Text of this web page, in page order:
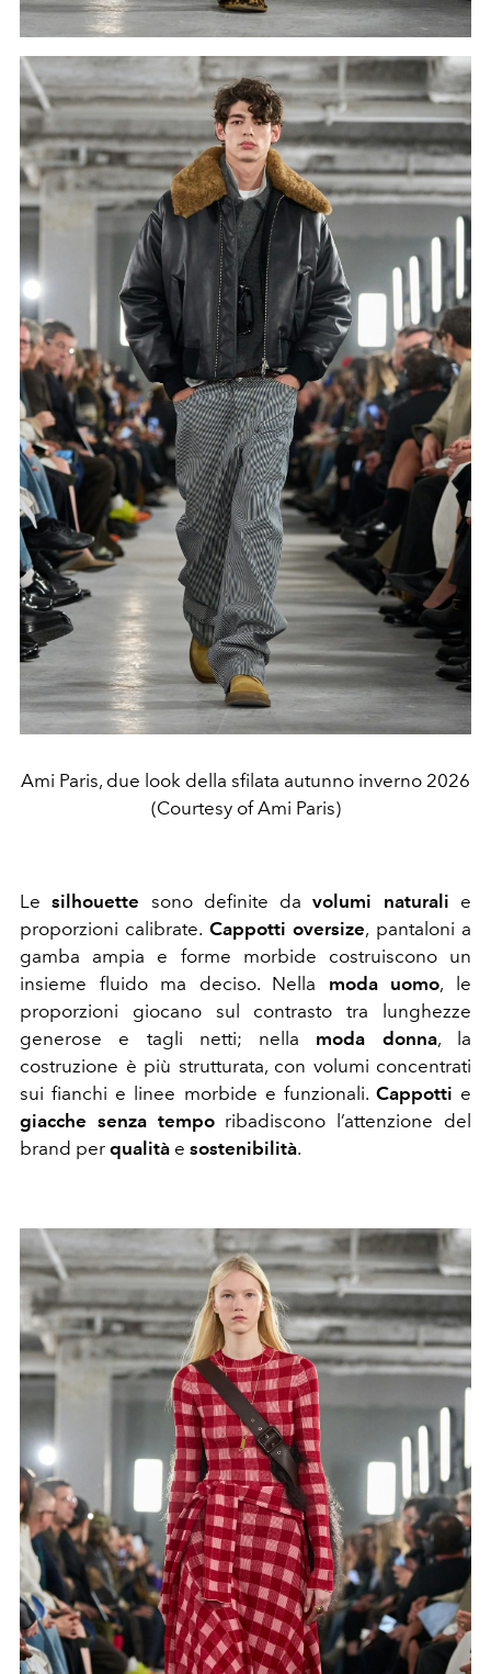
Ami Paris, due look della sfilata autunno inverno 2026
(Courtesy of Ami Paris)
Lesilhouette sono definite davolumi naturali e
proporzioni calibrate. Cappotti oversize, pantaloni a
gamba ampia e forme morbide costruiscono un
insieme fluido ma deciso. Nella moda uomo, le
proporzioni giocano sul contrasto tra lunghezze
generose e tagli netti; nella moda donna, la
costruzione è più strutturata, con volumi concentrati
sui fianchi e linee morbide e funzionali. Cappotti e
giacche senza temporibadiscono l’attenzione del
brand per qualità e sostenibilità.